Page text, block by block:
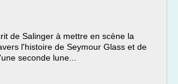
de Salinger à mettre en scène la
l'histoire de Seymour Glass et de
seconde lune...